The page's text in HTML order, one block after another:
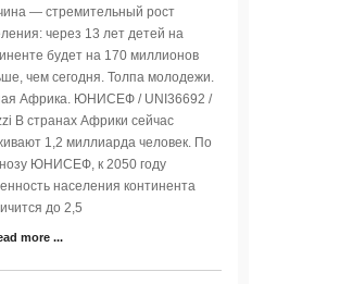
— стремительный рост
через 13 лет детей на
будет на 170 миллионов
чем сегодня. Толпа молодежи.
Африка. ЮНИСЕФ / UNI36692 /
В странах Африки сейчас
1,2 миллиарда человек. По
ЮНИСЕФ, к 2050 году
населения континента
до 2,5
more ...